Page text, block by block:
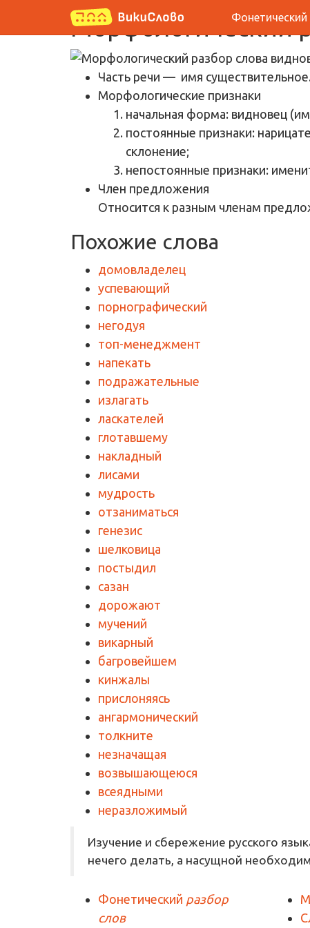
Фонетический
Морфологический
Часть речи — имя существительное.
Морфологические признаки
начальная форма: видновец
постоянные признаки:
склонение;
непостоянные признаки:
Член предложения
Относится к разным членам
Похожие слова
домовладелец
успевающий
порнографический
негодуя
топ-менеджмент
напекать
подражательные
излагать
ласкателей
глотавшему
накладный
лисами
мудрость
отзаниматься
генезис
шелковица
постыдил
сазан
дорожают
мучений
викарный
багровейшем
кинжалы
прислоняясь
ангармонический
толкните
незначащая
возвышающеюся
всеядными
неразложимый
Изучение и сбережение русского
нечего делать, а насущной
Фонетический разбор
слов